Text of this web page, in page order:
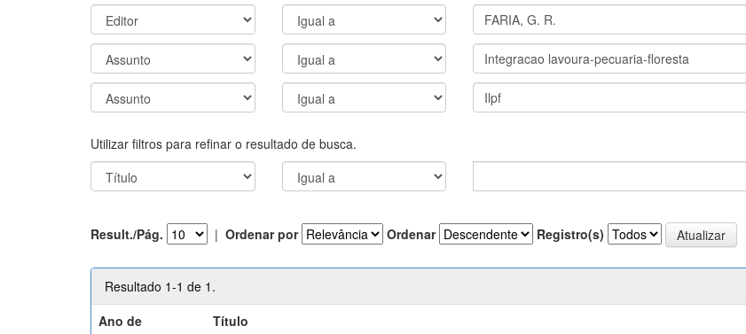
Utilizar filtros para refinar o resultado de busca.
Result./Pág. | Ordenar por Ordenar Registro(s)
Resultado 1-1 de 1.
Ano de
Título